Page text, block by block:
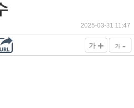
2025-03-31 11:47
가 + 가 -